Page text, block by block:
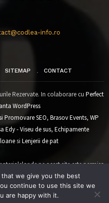
info.ro
SITEMAP CONTACT
Rezervate. In colaborare cu Perfect
WordPress
Promovare SEO, Brasov Events, WP
Edy - Viseu de sus, Echipamente
si Lenjerii de pat
de pe acest site este permisa
Codlea-Info.ro.
IN
we give you the best
continue to use this site we
are happy with it.